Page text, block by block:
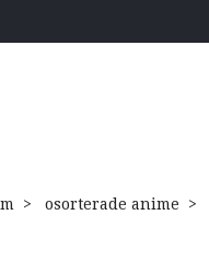
osorterade anime